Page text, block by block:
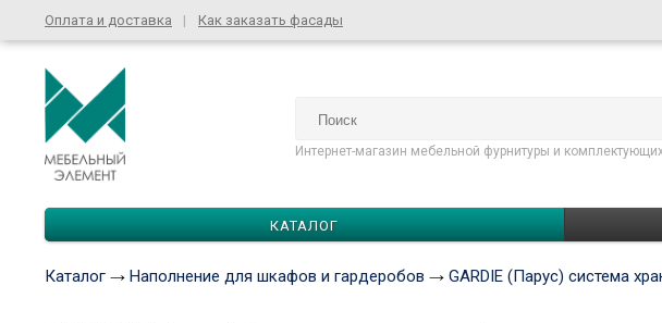
Оплата и доставка Как заказать фасады
Интернет-магазин мебельной фурнитуры и
КАТАЛОГ
Каталог Наполнение для шкафов и гардеробов GARDIE (Парус) система